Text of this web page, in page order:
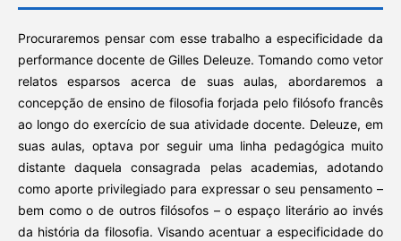
Procuraremos pensar com esse trabalho a especificidade da
performance docente de Gilles Deleuze. Tomando como vetor
relatos esparsos acerca de suas aulas, abordaremos a
concepção de ensino de filosofia forjada pelo filósofo francês
ao longo do exercício de sua atividade docente. Deleuze, em
suas aulas, optava por seguir uma linha pedagógica muito
distante daquela consagrada pelas academias, adotando
como aporte privilegiado para expressar o seu pensamento –
bem como o de outros filósofos – o espaço literário ao invés
da história da filosofia. Visando acentuar a especificidade do